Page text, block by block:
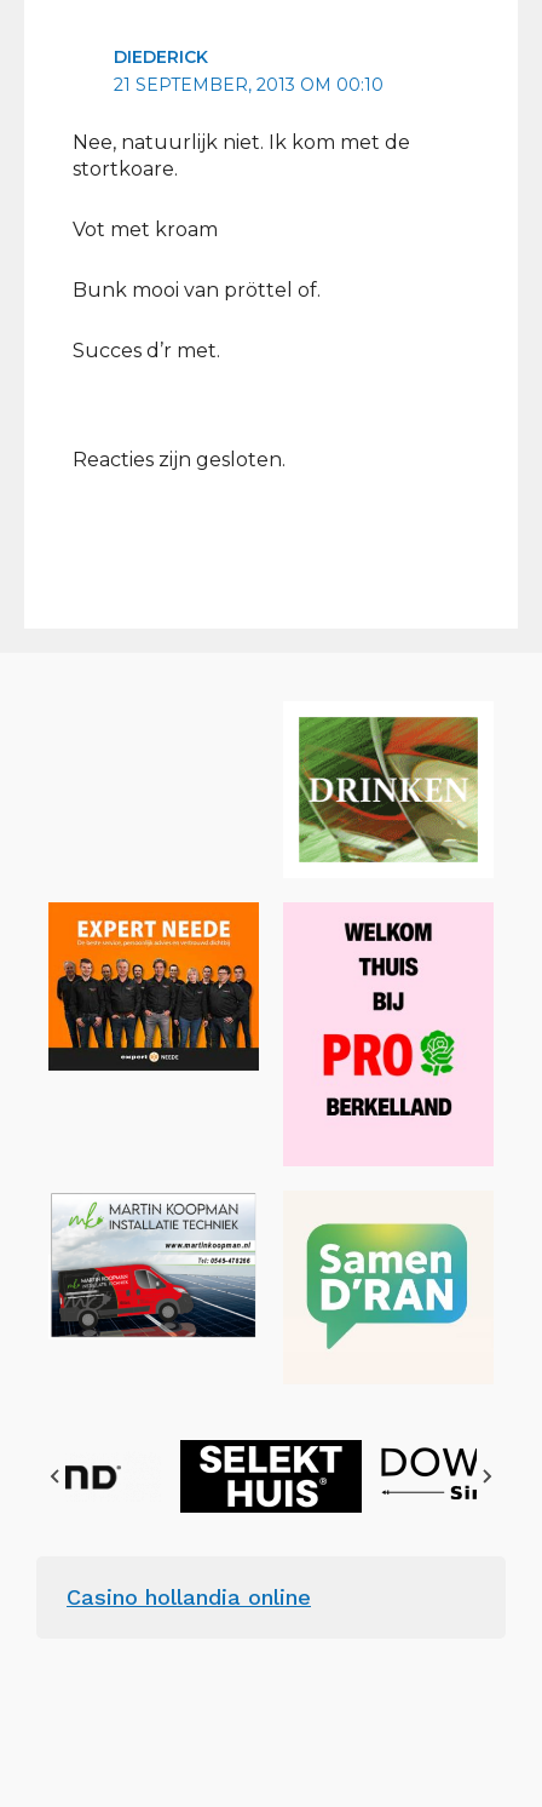
DIEDERICK
21 SEPTEMBER, 2013 OM 00:10
Nee, natuurlijk niet. Ik kom met de
stortkoare.
Vot met kroam
Bunk mooi van pröttel of.
Succes d’r met.
Reacties zijn gesloten.
Casino hollandia online